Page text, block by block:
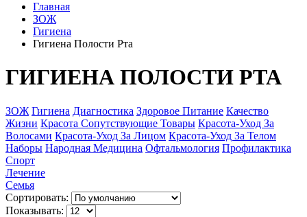
Главная
ЗОЖ
Гигиена
Гигиена Полости Рта
ГИГИЕНА ПОЛОСТИ РТА
ЗОЖ Гигиена Диагностика Здоровое Питание Качество
Жизни Красота Сопутствующие Товары Красота-Уход За
Волосами Красота-Уход За Лицом Красота-Уход За Телом
Наборы Народная Медицина Офтальмология Профилактика
Спорт
Лечение
Семья
Сортировать:
Показывать: